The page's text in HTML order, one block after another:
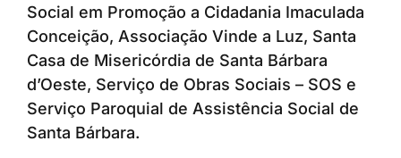
Social em Promoção a Cidadania Imaculada
Conceição, Associação Vinde a Luz, Santa
Casa de Misericórdia de Santa Bárbara
d’Oeste, Serviço de Obras Sociais – SOS e
Serviço Paroquial de Assistência Social de
Santa Bárbara.